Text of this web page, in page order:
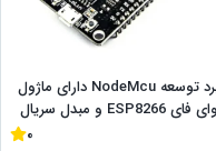
برد توسعه NodeMcu دارای ماژول
وای فای ESP8266 و مبدل سریال
0